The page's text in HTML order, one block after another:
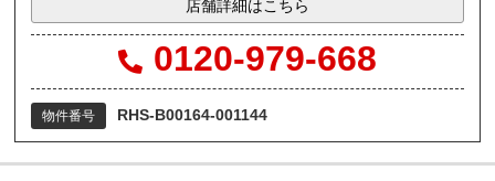
店舗詳細はこちら
0120-979-668
物件番号 RHS-B00164-001144